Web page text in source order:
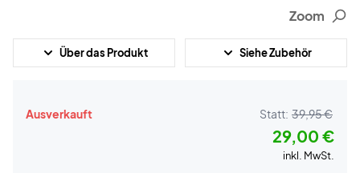
Zoom
Über das Produkt Siehe Zubehör
Ausverkauft Statt: 39,95 €
29,00 €
inkl. MwSt.